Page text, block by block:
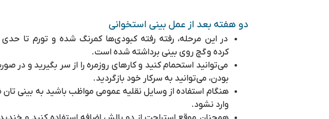
دو هفته بعد از عمل بینی استخوانی
در این مرحله، رفته رفته کبودی‌ها کمرنگ شده و تورم تا
کرده وگچ روی بینی برداشته شده است.
می‌توانید استحمام کنید و کارهای روزمره را از سر بگیرید و در
بودن، می‌توانید به سرکار خود بازگردید.
هنگام استفاده از وسایل نقلیه عمومی مواظب باشید به بینی
وارد نشود.